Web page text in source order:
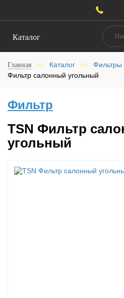
Каталог
Главная >> Каталог >> Фильтры
Фильтр салонный угольный
Фильтр
TSN Фильтр
угольный